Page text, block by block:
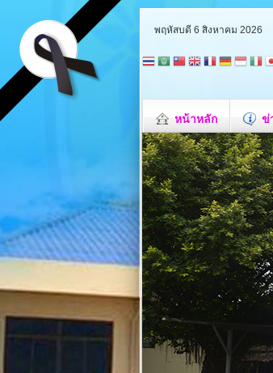
พฤหัสบดี 6 สิงหาคม 2026
หน้าหลัก ข่